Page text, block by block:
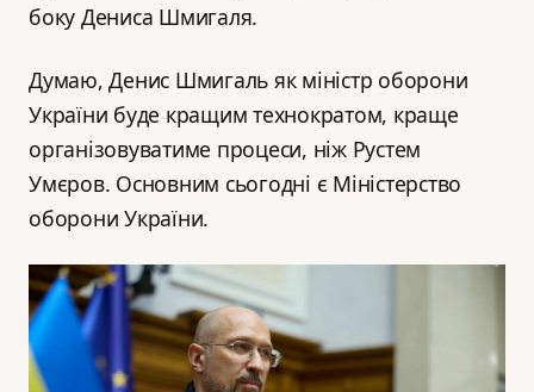
боку Дениса Шмигаля.
Думаю, Денис Шмигаль як міністр оборони
України буде кращим технократом, краще
організовуватиме процеси, ніж Рустем
Умєров. Основним сьогодні є Міністерство
оборони України.